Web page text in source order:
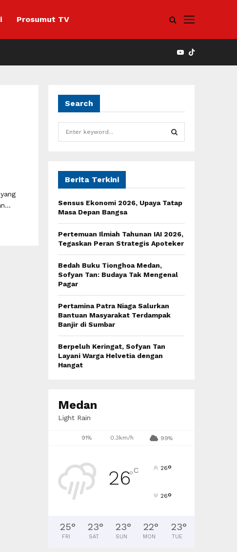
Prosumut TV
YOUTUBE
Search
f
r
Berita Terkini
Sensus Ekonomi 2026, Upaya Tatap
Masa Depan Bangsa
Pertemuan Ilmiah Tahunan IAI 2026,
Tegaskan Peran Strategis Apoteker
Bedah Buku Tionghoa Medan,
Sofyan Tan: Budaya Tak Mengenal
Pagar
Pertamina Patra Niaga Salurkan
Bantuan Masyarakat Terdampak
Banjir di Sumbar
Berpeluh Keringat, Sofyan Tan
Layani Warga Helvetia dengan
Hangat
Medan
Light Rain
91% 0.3km/h 99%
26°C 26°
26°
25°
FRI
23°
SAT
23°
SUN
22°
MON
23°
TUE